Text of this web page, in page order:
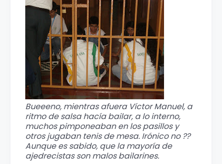
Bueeeno, mientras afuera Víctor Manuel, a
ritmo de salsa hacía bailar, a lo interno,
muchos pimponeaban en los pasillos y
otros jugaban tenis de mesa. Irónico no ??
Aunque es sabido, que la mayoría de
ajedrecistas son malos bailarines.